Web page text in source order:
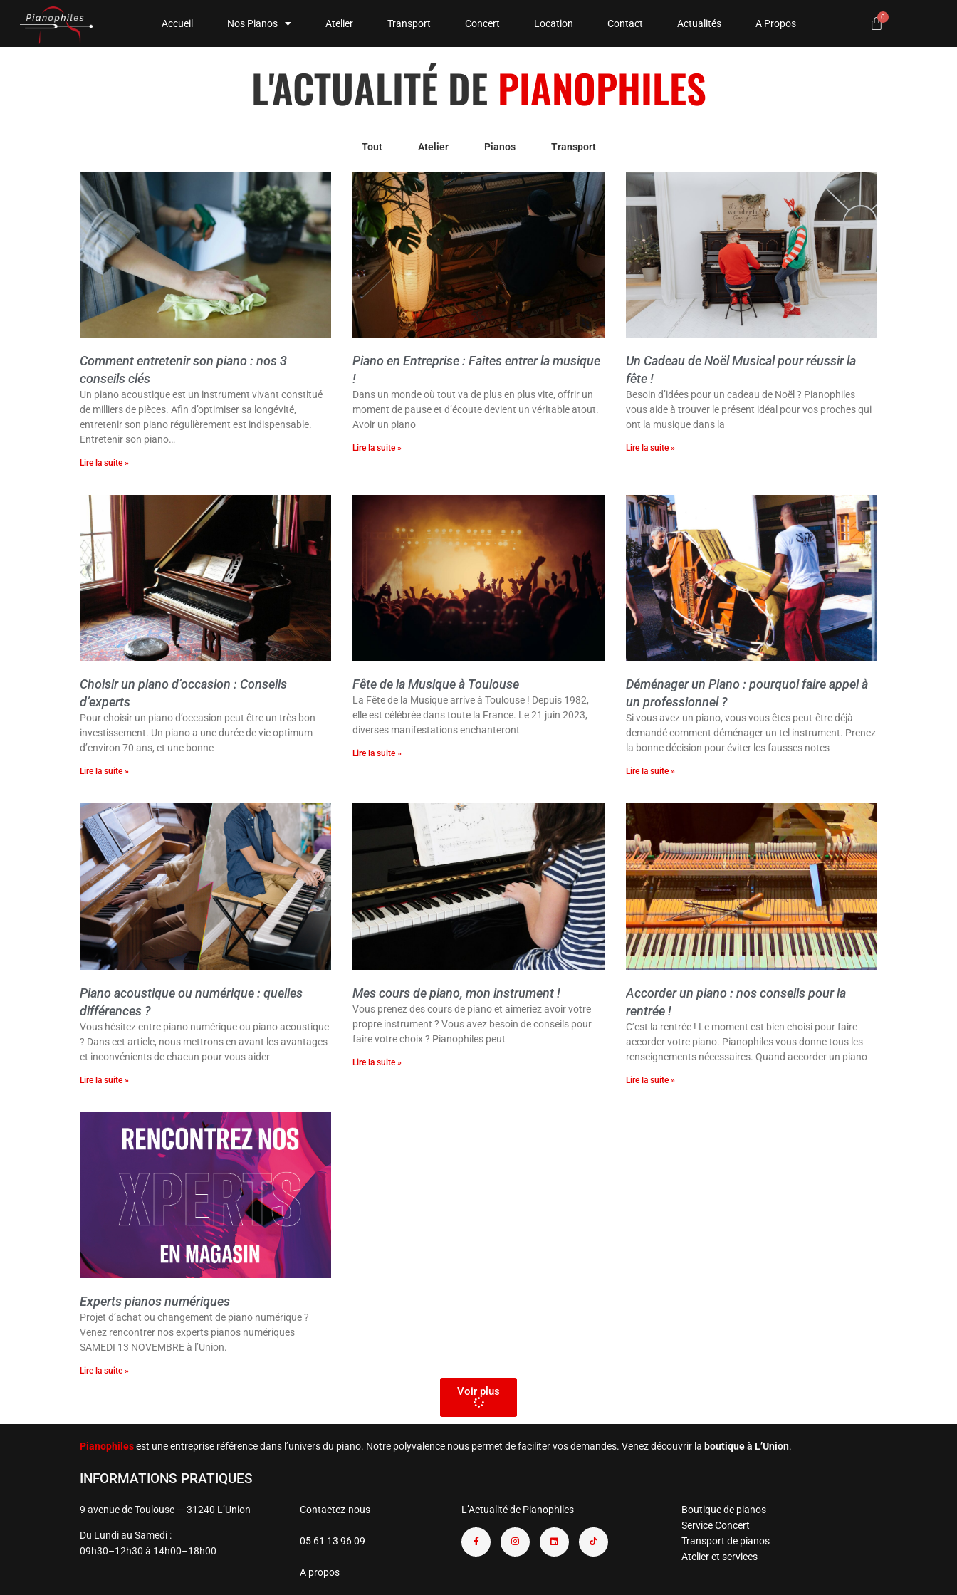
Accueil Nos Pianos Atelier Transport Concert Location Contact Actualités A Propos
L'ACTUALITÉ DE PIANOPHILES
Tout Atelier Pianos Transport
Comment entretenir son piano : nos 3
conseils clés
Un piano acoustique est un instrument vivant constitué
de milliers de pièces. Afin d’optimiser sa longévité,
entretenir son piano régulièrement est indispensable.
Entretenir son piano…
Lire la suite »
Piano en Entreprise : Faites entrer la musique
!
Dans un monde où tout va de plus en plus vite, offrir un
moment de pause et d’écoute devient un véritable atout.
Avoir un piano
Lire la suite »
Un Cadeau de Noël Musical pour réussir la
fête !
Besoin d’idées pour un cadeau de Noël ? Pianophiles
vous aide à trouver le présent idéal pour vos proches qui
ont la musique dans la
Lire la suite »
Choisir un piano d’occasion : Conseils
d’experts
Pour choisir un piano d’occasion peut être un très bon
investissement. Un piano a une durée de vie optimum
d’environ 70 ans, et une bonne
Lire la suite »
Fête de la Musique à Toulouse
La Fête de la Musique arrive à Toulouse ! Depuis 1982,
elle est célébrée dans toute la France. Le 21 juin 2023,
diverses manifestations enchanteront
Lire la suite »
Déménager un Piano : pourquoi faire appel à
un professionnel ?
Si vous avez un piano, vous vous êtes peut-être déjà
demandé comment déménager un tel instrument. Prenez
la bonne décision pour éviter les fausses notes
Lire la suite »
Piano acoustique ou numérique : quelles
différences ?
Vous hésitez entre piano numérique ou piano acoustique
? Dans cet article, nous mettrons en avant les avantages
et inconvénients de chacun pour vous aider
Lire la suite »
Mes cours de piano, mon instrument !
Vous prenez des cours de piano et aimeriez avoir votre
propre instrument ? Vous avez besoin de conseils pour
faire votre choix ? Pianophiles peut
Lire la suite »
Accorder un piano : nos conseils pour la
rentrée !
C’est la rentrée ! Le moment est bien choisi pour faire
accorder votre piano. Pianophiles vous donne tous les
renseignements nécessaires. Quand accorder un piano
Lire la suite »
Experts pianos numériques
Projet d’achat ou changement de piano numérique ?
Venez rencontrer nos experts pianos numériques
SAMEDI 13 NOVEMBRE à l’Union.
Lire la suite »
Voir plus
Pianophilesest une entreprise référence dans l’univers du piano. Notre polyvalence nous permet de faciliter vos demandes. Venez découvrir la boutique à L’Union.
INFORMATIONS PRATIQUES
9 avenue de Toulouse — 31240 L’Union
Du Lundi au Samedi :
09h30–12h30 à 14h00–18h00
Contactez-nous
05 61 13 96 09
A propos
L’Actualité de Pianophiles
Boutique de pianos
Service Concert
Transport de pianos
Atelier et services